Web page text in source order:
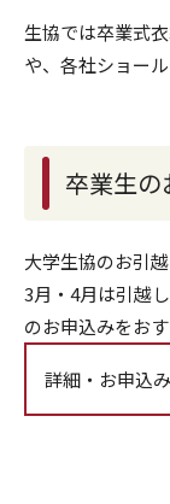
生協では卒業式
や、各社ショー
卒業生の
大学生協のお引
3月・4月は引越
のお申込みをお
詳細・お申込